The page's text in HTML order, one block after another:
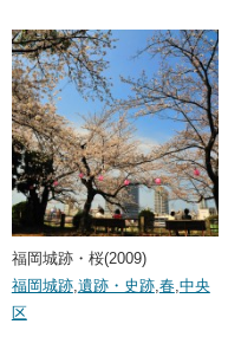
福岡城跡・桜(2009)
福岡城跡, 遺跡・史跡, 春, 中央
区